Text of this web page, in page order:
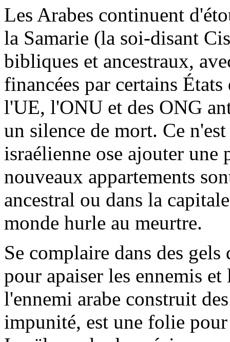
Les Arabes continuent
la Samarie (la soi-disant
bibliques et ancestraux,
financées par certains
l'UE, l'ONU et des ONG
un silence de mort. Ce
israélienne ose ajouter une
nouveaux appartements
ancestral ou dans la
monde hurle au meurtre.
Se complaire dans des
pour apaiser les ennemis
l'ennemi arabe construit
impunité, est une folie